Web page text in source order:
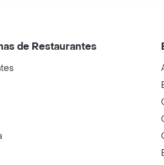
de Restaurantes